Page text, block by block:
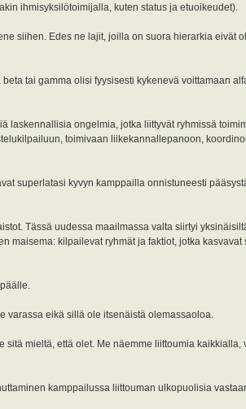
ihmisyksilötoimijalla, kuten status ja etuoikeudet).
siihen. Edes ne lajit, joilla on suora hierarkia eivät
tai gamma olisi fyysisesti kykenevä voittamaan
laskennallisia ongelmia, jotka liittyvät ryhmissä
toimivaan liikekannallepanoon,
superlatasi kyvyn kamppailla onnistuneesti
Tässä uudessa maailmassa valta siirtyi
maisema: kilpailevat ryhmät ja faktiot, jotka kasvavat
varassa eikä sillä ole itsenäistä olemassaoloa.
mieltä, että olet. Me näemme liittoumia kaikkialla,
kamppailussa liittouman ulkopuolisia